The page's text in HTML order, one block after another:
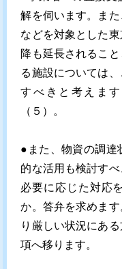
解を伺います。ま
などを対象とした
降も延長されるこ
る施設については
すべきと考えま
（５）。
●また、物資の調達
的な活用も検討すべ
必要に応じた対応
か。答弁を求めま
り厳しい状況にあ
項へ移ります。